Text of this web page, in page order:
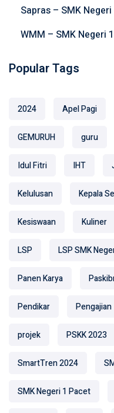
Sapras – SMK
WMM – SMK Negeri
Popular Tags
2024 Apel Pagi
GEMURUH guru
Idul Fitri IHT
Kelulusan Kepala
Kesiswaan Kuliner
LSP LSP SMK
Panen Karya
Pendikar Pengajian
projek PSKK 2023
SmartTren 2024
SMK Negeri 1 Pacet